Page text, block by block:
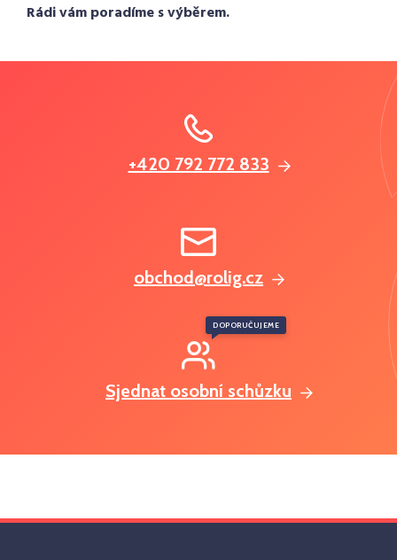
Rádi vám poradíme s výběrem.
+420 792 772 833
obchod@rolig.cz
Sjednat osobní schůzku
DOPORUČUJEME